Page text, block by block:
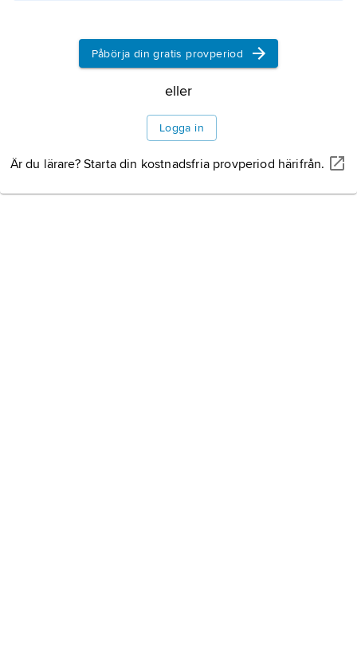
Påbörja din gratis provperiod
eller
Logga in
Är du lärare? Starta din kostnadsfria provperiod härifrån.